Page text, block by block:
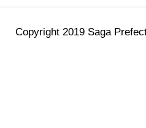
Copyright 2019 Saga